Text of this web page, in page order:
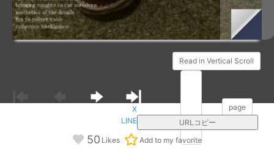
Read in Vertical Scroll
page
X
LINE
URLコピー
50 Likes Add to my favorite